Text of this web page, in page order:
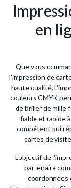
en
Que vous
l'impression de
haute qualité.
couleurs CMYK
de briller de mille
fiable et rapide
compétent qui
cartes de
L'objectif de
partenaire
coordonnées